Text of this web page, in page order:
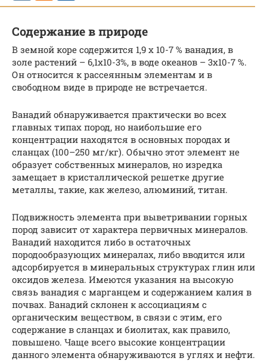
Содержание в природе
В земной коре содержится 1,9 х 10-7 % ванадия, в
золе растений – 6,1х10-3%, в воде океанов – 3х10-7 %.
Он относится к рассеянным элементам и в
свободном виде в природе не встречается.
Ванадий обнаруживается практически во всех
главных типах пород, но наибольшие его
концентрации находятся в основных породах и
сланцах (100–250 мг/кг). Обычно этот элемент не
образует собственных минералов, но изредка
замещает в кристаллической решетке другие
металлы, такие, как железо, алюминий, титан.
Подвижность элемента при выветривании горных
пород зависит от характера первичных минералов.
Ванадий находится либо в остаточных
породообразующих минералах, либо вводится или
адсорбируется в минеральных структурах глин или
оксидов железа. Имеются указания на высокую
связь ванадия с марганцем и содержанием калия в
почвах. Ванадий склонен к ассоциациям с
органическим веществом, в связи с этим, его
содержание в сланцах и биолитах, как правило,
повышено. Чаще всего высокие концентрации
данного элемента обнаруживаются в углях и нефти.